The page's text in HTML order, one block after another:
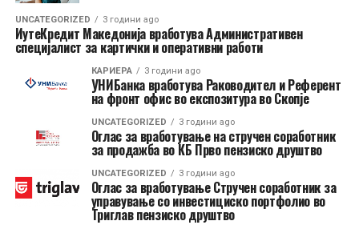
UNCATEGORIZED 3 години ago
ИутеКредит Македонија вработува Административен
специјалист за картички и оперативни работи
КАРИЕРА 3 години ago
УНИБанка вработува Раководител и Референт
на фронт офис во експозитура во Скопје
UNCATEGORIZED 3 години ago
Оглас за вработување на стручен соработник
за продажба во КБ Прво пензиско друштво
UNCATEGORIZED 3 години ago
Оглас за вработување Стручен соработник за
управување со инвестициско портфолио во
Триглав пензиско друштво